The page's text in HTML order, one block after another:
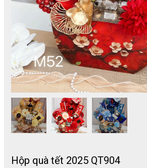
Hộp quà tết 2025 QT904